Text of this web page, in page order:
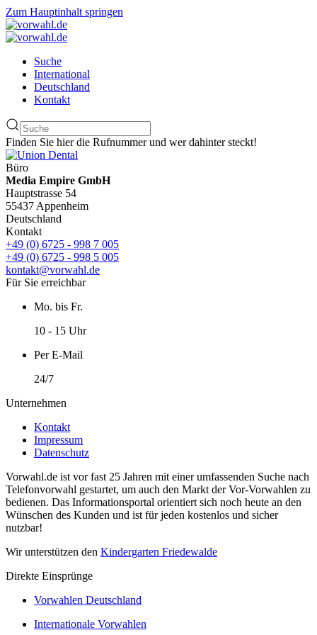
Zum Hauptinhalt springen
Suche
International
Deutschland
Kontakt
Finden Sie hier die Rufnummer und wer dahinter steckt!
Büro
Media Empire GmbH
Hauptstrasse 54
55437 Appenheim
Deutschland
Kontakt
+49 (0) 6725 - 998 7 005
+49 (0) 6725 - 998 5 005
kontakt@vorwahl.de
Für Sie erreichbar
Mo. bis Fr.
10 - 15 Uhr
Per E-Mail
24/7
Unternehmen
Kontakt
Impressum
Datenschutz
Vorwahl.de ist vor fast 25 Jahren mit einer umfassenden Suche nach
Telefonvorwahl gestartet, um auch den Markt der Vor-Vorwahlen zu
bedienen. Das Informationsportal orientiert sich noch heute an den
Wünschen des Kunden und ist für jeden kostenlos und sicher
nutzbar!
Wir unterstützen den Kindergarten Friedewalde
Direkte Einsprünge
Vorwahlen Deutschland
Internationale Vorwahlen